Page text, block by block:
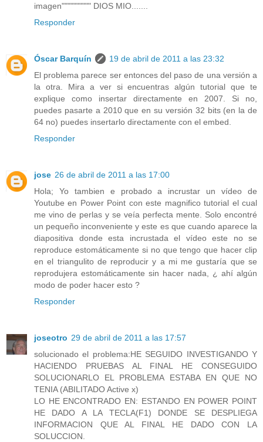
imagen"""""""""" DIOS MIO.......
Responder
Óscar Barquín
19 de abril de 2011 a las 23:32
El problema parece ser entonces del paso de una versión a
la otra. Mira a ver si encuentras algún tutorial que te
explique como insertar directamente en 2007. Si no,
puedes pasarte a 2010 que en su versión 32 bits (en la de
64 no) puedes insertarlo directamente con el embed.
Responder
jose 26 de abril de 2011 a las 17:00
Hola; Yo tambien e probado a incrustar un vídeo de
Youtube en Power Point con este magnifico tutorial el cual
me vino de perlas y se veía perfecta mente. Solo encontré
un pequeño inconveniente y este es que cuando aparece la
diapositiva donde esta incrustada el vídeo este no se
reproduce estomáticamente si no que tengo que hacer clip
en el triangulito de reproducir y a mi me gustaría que se
reprodujera estomáticamente sin hacer nada, ¿ ahí algún
modo de poder hacer esto ?
Responder
joseotro 29 de abril de 2011 a las 17:57
solucionado el problema:HE SEGUIDO INVESTIGANDO Y
HACIENDO PRUEBAS AL FINAL HE CONSEGUIDO
SOLUCIONARLO EL PROBLEMA ESTABA EN QUE NO
TENIA (ABILITADO Active x)
LO HE ENCONTRADO EN: ESTANDO EN POWER POINT
HE DADO A LA TECLA(F1) DONDE SE DESPLIEGA
INFORMACION QUE AL FINAL HE DADO CON LA
SOLUCCION.